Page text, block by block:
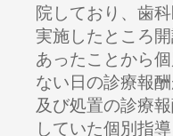
院しており、歯
実施したところ
あったことから
ない日の診療報
及び処置の診療
していた個別指